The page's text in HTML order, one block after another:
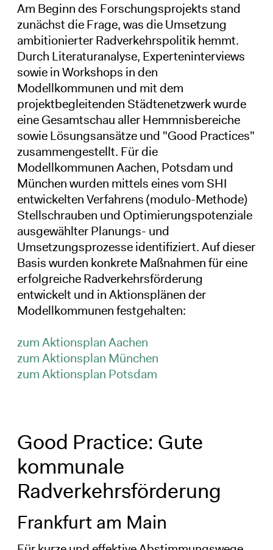
Am Beginn des Forschungsprojekts stand
zunächst die Frage, was die Umsetzung
ambitionierter Radverkehrspolitik hemmt.
Durch Literaturanalyse, Experteninterviews
sowie in Workshops in den
Modellkommunen und mit dem
projektbegleitenden Städtenetzwerk wurde
eine Gesamtschau aller Hemmnisbereiche
sowie Lösungsansätze und "Good Practices"
zusammengestellt. Für die
Modellkommunen Aachen, Potsdam und
München wurden mittels eines vom SHI
entwickelten Verfahrens (modulo-Methode)
Stellschrauben und Optimierungspotenziale
ausgewählter Planungs- und
Umsetzungsprozesse identifiziert. Auf dieser
Basis wurden konkrete Maßnahmen für eine
erfolgreiche Radverkehrsförderung
entwickelt und in Aktionsplänen der
Modellkommunen festgehalten:
zum Aktionsplan Aachen
zum Aktionsplan München
zum Aktionsplan Potsdam
Good Practice: Gute
kommunale
Radverkehrsförderung
Frankfurt am Main